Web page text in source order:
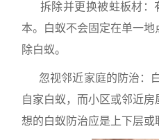
拆除并更换被蛀板材：
本。白蚁不会固定在单一
除白蚁。
忽视邻近家庭的防治：白
自家白蚁，而小区或邻近
想的白蚁防治应是上下层或